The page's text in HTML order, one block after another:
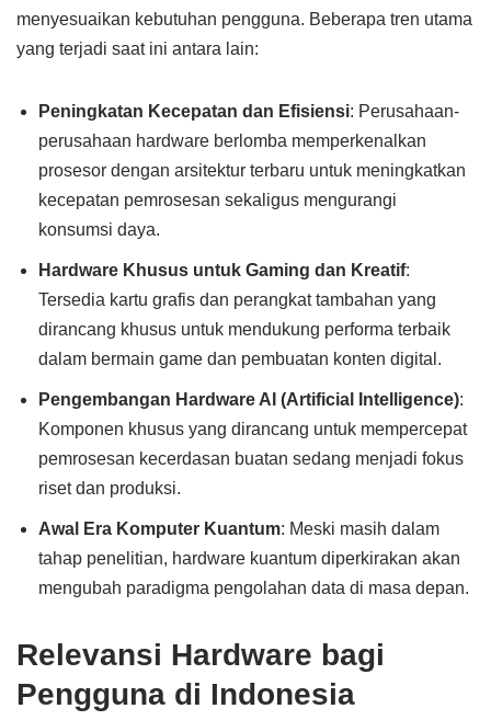
menyesuaikan kebutuhan pengguna. Beberapa tren utama
yang terjadi saat ini antara lain:
Peningkatan Kecepatan dan Efisiensi: Perusahaan-
perusahaan hardware berlomba memperkenalkan
prosesor dengan arsitektur terbaru untuk meningkatkan
kecepatan pemrosesan sekaligus mengurangi
konsumsi daya.
Hardware Khusus untuk Gaming dan Kreatif:
Tersedia kartu grafis dan perangkat tambahan yang
dirancang khusus untuk mendukung performa terbaik
dalam bermain game dan pembuatan konten digital.
Pengembangan Hardware AI (Artificial Intelligence):
Komponen khusus yang dirancang untuk mempercepat
pemrosesan kecerdasan buatan sedang menjadi fokus
riset dan produksi.
Awal Era Komputer Kuantum: Meski masih dalam
tahap penelitian, hardware kuantum diperkirakan akan
mengubah paradigma pengolahan data di masa depan.
Relevansi Hardware bagi
Pengguna di Indonesia